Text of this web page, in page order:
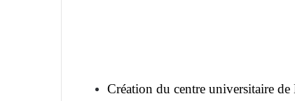
Création du centre universitaire de